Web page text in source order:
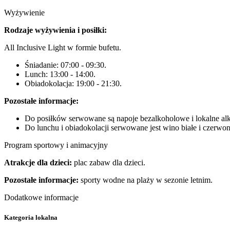
Wyżywienie
Rodzaje wyżywienia i posiłki:
All Inclusive Light w formie bufetu.
Śniadanie: 07:00 - 09:30.
Lunch: 13:00 - 14:00.
Obiadokolacja: 19:00 - 21:30.
Pozostałe informacje:
Do posiłków serwowane są napoje bezalkoholowe i lokalne
Do lunchu i obiadokolacji serwowane jest wino białe i
Program sportowy i animacyjny
Atrakcje dla dzieci: plac zabaw dla dzieci.
Pozostałe informacje: sporty wodne na plaży w sezonie letnim.
Dodatkowe informacje
Kategoria lokalna